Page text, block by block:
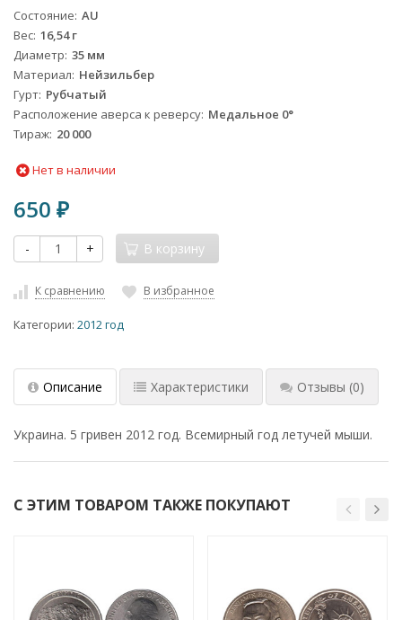
Состояние AU
Вес 16,54 г
Диаметр 35 мм
Материал Нейзильбер
Гурт Рубчатый
Расположение аверса к реверсу Медальное 0°
Тираж 20 000
Нет в наличии
650 ₽
- + В корзину
К сравнению В избранное
Категории: 2012 год
Описание Характеристики Отзывы (0)
Украина. 5 гривен 2012 год. Всемирный год летучей мыши.
С ЭТИМ ТОВАРОМ ТАКЖЕ ПОКУПАЮТ